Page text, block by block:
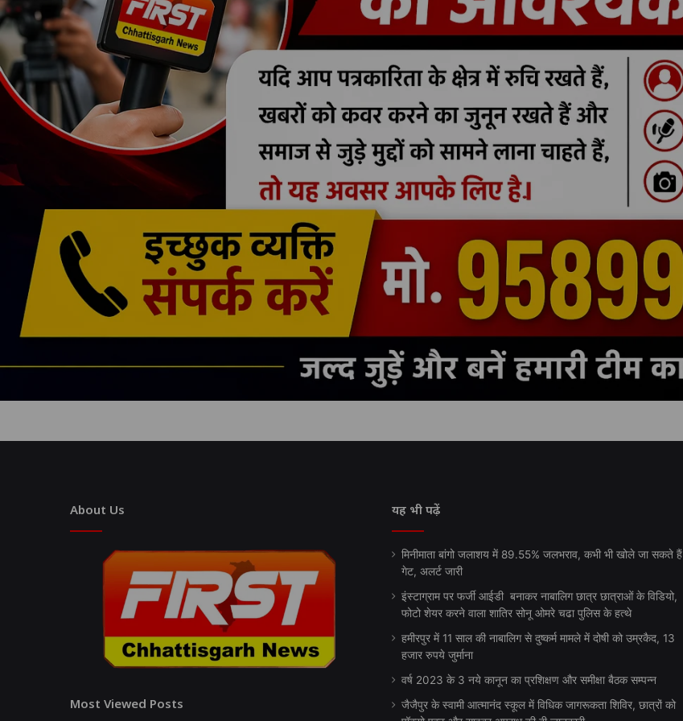
About Us
Most Viewed Posts
यह भी पढ़ें
मिनीमाता बांगो जलाशय में 89.55% जलभराव, कभी भी खोले जा सकते हैं
गेट, अलर्ट जारी
इंस्टाग्राम पर फर्जी आईडी बनाकर नाबालिग छात्र छात्राओं के विडियो,
फोटो शेयर करने वाला शातिर सोनू ओमरे चढा पुलिस के हत्थे
हमीरपुर में 11 साल की नाबालिग से दुष्कर्म मामले में दोषी को उम्रकैद, 13
हजार रुपये जुर्माना
वर्ष 2023 के 3 नये कानून का प्रशिक्षण और समीक्षा बैठक सम्पन्न
जैजैपुर के स्वामी आत्मानंद स्कूल में विधिक जागरूकता शिविर, छात्रों को